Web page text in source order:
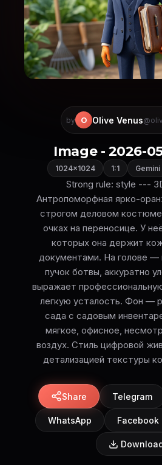
by O Olive Venus
Image - 2026-
1024×1024 1:1 Gemini
Strong rule: style ---
Антропоморфная ярко-
строгом деловом
очках на переносице. У
которых она держит
документами. На голове —
пучок ботвы, аккуратно
выражает
легкую усталость. Фон —
сада с садовым
мягкое, офисное,
воздух. Стиль цифровой
детализацией текстуры
Share Telegram
WhatsApp Facebook